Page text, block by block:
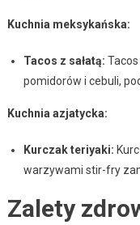
Kuchnia meksykańska:
Tacos z sałatą:
pomidorów i cebuli,
Kuchnia azjatycka:
Kurczak teriyaki:
warzywami stir-fry
Zalety